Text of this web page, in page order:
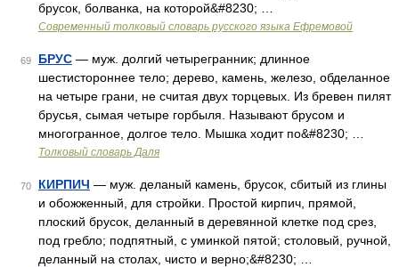
брусок, болванка, на которой&#8230; …
Современный толковый словарь русского языка Ефремовой
69 БРУС — муж. долгий четырегранник; длинное
шестистороннее тело; дерево, камень, железо, обделанное
на четыре грани, не считая двух торцевых. Из бревен пилят
брусья, сымая четыре горбыля. Называют брусом и
многогранное, долгое тело. Мышка ходит по&#8230; …
Толковый словарь Даля
70 КИРПИЧ — муж. деланый камень, брусок, сбитый из глины
и обожженный, для стройки. Простой кирпич, прямой,
плоский брусок, деланный в деревянной клетке под срез,
под гребло; подпятный, с уминкой пятой; столовый, ручной,
деланный на столах, чисто и верно;&#8230; …